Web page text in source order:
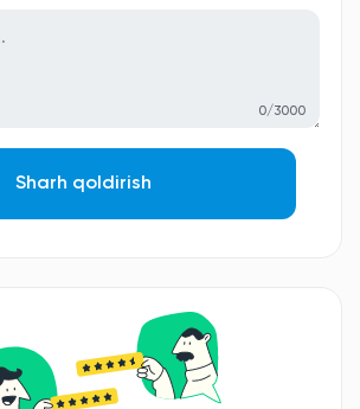
0/3000
Sharh qoldirish